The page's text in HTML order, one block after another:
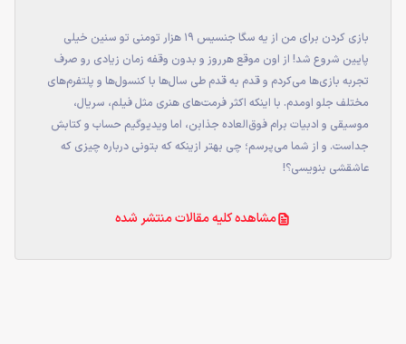
بازی‌ کردن برای من از یه سگا جنسیس ۱۹ هزار تومنی تو سنین خیلی
پایین شروع شد! از اون موقع هرروز و بدون وقفه زمان زیادی رو صرف
تجربه بازی‌ها می‌کردم و قدم به قدم طی سال‌ها با کنسول‌ها و پلتفرم‌های
مختلف جلو اومدم. با اینکه اکثر فرمت‌های هنری مثل فیلم، سریال،
موسیقی و ادبیات برام فوق‌العاده جذابن، اما ویدیوگیم حساب و کتابش
جداست. و از شما می‌پرسم؛ چی بهتر ازینکه که بتونی درباره چیزی که
عاشقشی بنویسی؟!
مشاهده کلیه مقالات منتشر شده